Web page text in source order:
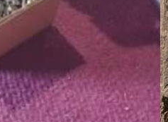
PLOMOS ANDALUCIA SL
España
Teléfono:
+34 634 64 63 37
Sitio web
https://www.ploansal.com/